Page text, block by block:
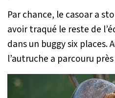
Par chance, le casoar a
avoir traqué le reste de
dans un buggy six places.
l’autruche a parcouru